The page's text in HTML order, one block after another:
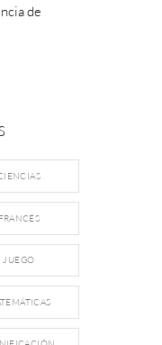
de
FRANCÉS
JUEGO